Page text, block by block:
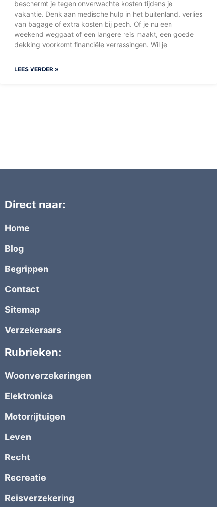
beschermt je tegen onverwachte kosten tijdens je
vakantie. Denk aan medische hulp in het buitenland, verlies
van bagage of extra kosten bij pech. Of je nu een
weekend weggaat of een langere reis maakt, een goede
dekking voorkomt financiële verrassingen. Wil je
LEES VERDER »
Direct naar:
Home
Blog
Begrippen
Contact
Sitemap
Verzekeraars
Rubrieken:
Woonverzekeringen
Elektronica
Motorrijtuigen
Leven
Recht
Recreatie
Reisverzekering